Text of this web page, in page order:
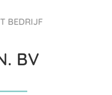
BEDRIJF
BV